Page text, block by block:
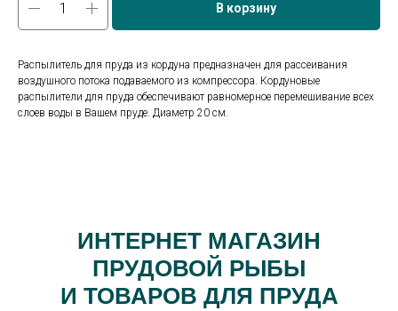
В корзину
Распылитель для пруда из кордуна предназначен для рассеивания
воздушного потока подаваемого из компрессора. Кордуновые
распылители для пруда обеспечивают равномерное перемешивание всех
слоев воды в Вашем пруде. Диаметр 20 см.
ИНТЕРНЕТ МАГАЗИН
ПРУДОВОЙ РЫБЫ
И ТОВАРОВ ДЛЯ ПРУДА